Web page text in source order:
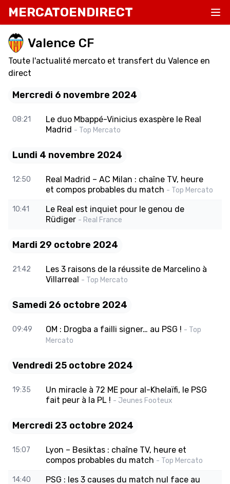
MERCATOENDIRECT
Valence CF
Toute l'actualité mercato et transfert du Valence en
direct
Mercredi 6 novembre 2024
08:21
Le duo Mbappé-Vinicius exaspère le Real
Madrid - Top Mercato
Lundi 4 novembre 2024
12:50
Real Madrid – AC Milan : chaîne TV, heure
et compos probables du match - Top Mercato
10:41
Le Real est inquiet pour le genou de
Rüdiger - Real France
Mardi 29 octobre 2024
21:42
Les 3 raisons de la réussite de Marcelino à
Villarreal - Top Mercato
Samedi 26 octobre 2024
09:49 OM : Drogba a failli signer… au PSG ! - Top
Mercato
Vendredi 25 octobre 2024
19:35
Un miracle à 72 ME pour al-Khelaïfi, le PSG
fait peur à la PL ! - Jeunes Footeux
Mercredi 23 octobre 2024
15:07
Lyon – Besiktas : chaîne TV, heure et
compos probables du match - Top Mercato
14:40
PSG : les 3 causes du match nul face au